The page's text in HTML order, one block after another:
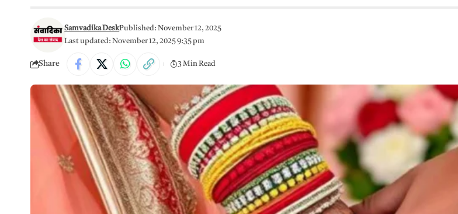
Last updated: November 12, 2025 9:35 pm
Samvadika DeskPublished: November 12, 2025
Share 3 Min Read